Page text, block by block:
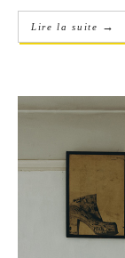
Lire la suite →